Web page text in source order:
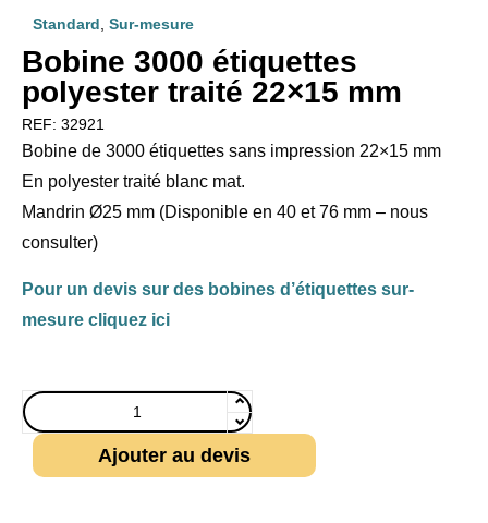
Standard Sur-mesure
Bobine 3000 étiquettes
polyester traité 22×15 mm
REF: 32921
Bobine de 3000 étiquettes sans impression 22×15 mm
En polyester traité blanc mat.
Mandrin Ø25 mm (Disponible en 40 et 76 mm – nous
consulter)
Pour un devis sur des bobines d’étiquettes sur-
mesure cliquez ici
Ajouter au devis